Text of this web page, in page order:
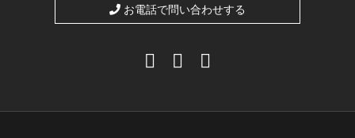
お電話で問い合わせする